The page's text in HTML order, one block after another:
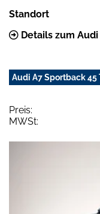
Standort
Details zum
Audi A7 Sportback 45
Preis:
MWSt: